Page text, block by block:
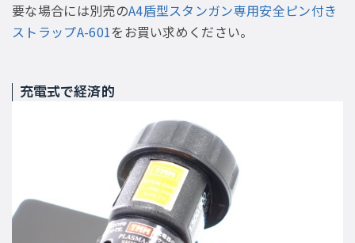
要な場合には別売のA4盾型スタンガン専用安全ピン付き
ストラップA-601をお買い求めください。
充電式で経済的